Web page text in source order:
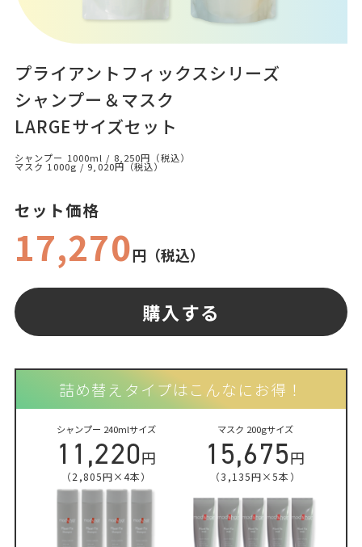
プライアントフィックスシリーズ
シャンプー＆マスク
LARGEサイズセット
シャンプー 1000ml / 8,250円（税込）
マスク 1000g / 9,020円（税込）
セット価格
17,270円（税込）
購入する
詰め替えタイプはこんなにお得！
シャンプー 240mlサイズ
11,220円
（2,805円×4本）
マスク 200gサイズ
15,675円
（3,135円×5本）